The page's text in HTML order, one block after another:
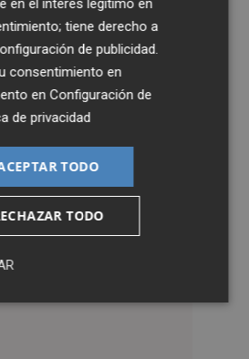
tiene derecho a
de publicidad
consentimiento en
enConfiguración de
de privacidad
TODO
TODO